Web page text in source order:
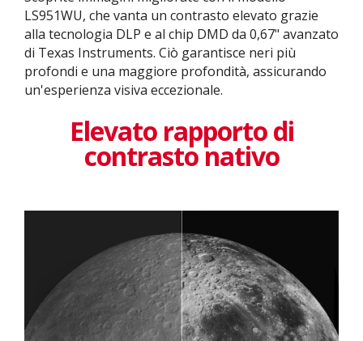
LS951WU, che vanta un contrasto elevato grazie
alla tecnologia DLP e al chip DMD da 0,67" avanzato
di Texas Instruments. Ciò garantisce neri più
profondi e una maggiore profondità, assicurando
un'esperienza visiva eccezionale.
Elevato rapporto di
contrasto nativo